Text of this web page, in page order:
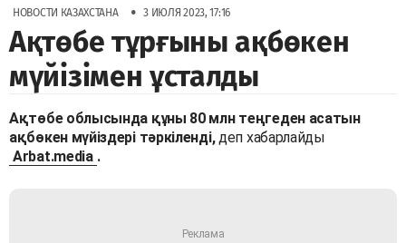
НОВОСТИ КАЗАХСТАНА • 3 ИЮЛЯ 2023, 17:16
Ақтөбе тұрғыны ақбөкен
мүйізімен ұсталды
Ақтөбе облысында құны 80 млн теңгеден асатын
ақбөкен мүйіздері тәркіленді, деп хабарлайды
Arbat.media .